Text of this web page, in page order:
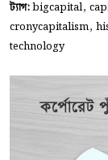
ট্যাগ:bigcapital,
cronycapitalism,
technology